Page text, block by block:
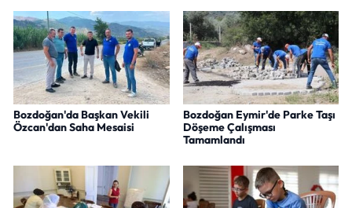
Bozdoğan'da Başkan Vekili
Özcan'dan Saha Mesaisi
Bozdoğan Eymir'de Parke Taşı
Döşeme Çalışması
Tamamlandı